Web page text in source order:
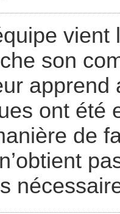
son
apprend
ont été
de